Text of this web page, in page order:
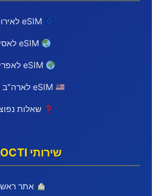
eSIM לאסיה
eSIM לארה"ב וקנדה
שאלות
שירותי HIPOCTI
אתר